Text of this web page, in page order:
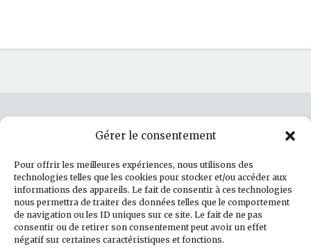
Gérer le consentement
Pour offrir les meilleures expériences, nous utilisons des
technologies telles que les cookies pour stocker et/ou accéder aux
informations des appareils. Le fait de consentir à ces technologies
nous permettra de traiter des données telles que le comportement
de navigation ou les ID uniques sur ce site. Le fait de ne pas
consentir ou de retirer son consentement peut avoir un effet
négatif sur certaines caractéristiques et fonctions.
Politique de cookies (UE)